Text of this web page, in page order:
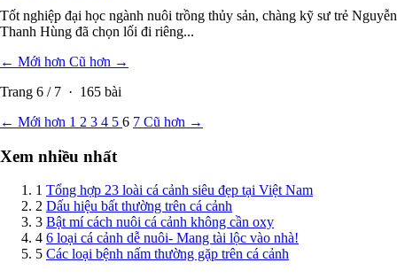
Tốt nghiệp đại học ngành nuôi trồng thủy sản, chàng kỹ sư trẻ Nguyễn
Thanh Hùng đã chọn lối đi riêng...
← Mới hơn Cũ hơn →
Trang 6 / 7 · 165 bài
← Mới hơn 1 2 3 4 5 6 7 Cũ hơn →
Xem nhiều nhất
1 Tổng hợp 23 loài cá cảnh siêu đẹp tại Việt Nam
2 Dấu hiệu bất thường trên cá cảnh
3 Bật mí cách nuôi cá cảnh không cần oxy
4 6 loại cá cảnh dễ nuôi- Mang tài lộc vào nhà!
5 Các loại bệnh nấm thường gặp trên cá cảnh